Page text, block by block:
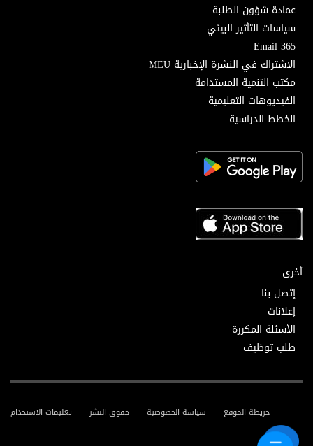
عمادة شؤون الطلبة
سياسات التأثير البيئي
Email 365
الاشتراك في النشرة الإخبارية MEU
مكتب التنمية المستدامة
الفيديوهات التعليمية
الخطط الدراسية
أخرى
إتصل بنا
إعلانات
الأسئلة المكررة
طلب توظيف
تعليمات الاستخدام حقوق النشر سياسة الخصوصية خريطة الموقع